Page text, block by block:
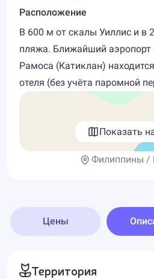
Расположение
В 600 м от скалы Уиллис и в
пляжа. Ближайший
Рамоса (Катиклан)
отеля (без учёта паромной
Показать
Филиппины /
Цены
Территория